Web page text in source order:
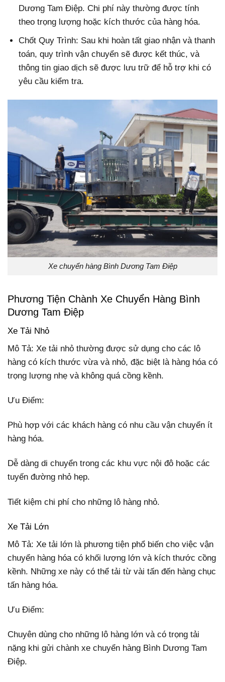
Dương Tam Điệp. Chi phí này thường được tính
theo trọng lượng hoặc kích thước của hàng hóa.
Chốt Quy Trình: Sau khi hoàn tất giao nhận và thanh
toán, quy trình vận chuyển sẽ được kết thúc, và
thông tin giao dịch sẽ được lưu trữ để hỗ trợ khi có
yêu cầu kiểm tra.
Xe chuyển hàng Bình Dương Tam Điệp
Phương Tiện Chành Xe Chuyển Hàng Bình
Dương Tam Điệp
Xe Tải Nhỏ
Mô Tả: Xe tải nhỏ thường được sử dụng cho các lô
hàng có kích thước vừa và nhỏ, đặc biệt là hàng hóa có
trọng lượng nhẹ và không quá cồng kềnh.
Ưu Điểm:
Phù hợp với các khách hàng có nhu cầu vận chuyển ít
hàng hóa.
Dễ dàng di chuyển trong các khu vực nội đô hoặc các
tuyến đường nhỏ hẹp.
Tiết kiệm chi phí cho những lô hàng nhỏ.
Xe Tải Lớn
Mô Tả: Xe tải lớn là phương tiện phổ biến cho việc vận
chuyển hàng hóa có khối lượng lớn và kích thước cồng
kềnh. Những xe này có thể tải từ vài tấn đến hàng chục
tấn hàng hóa.
Ưu Điểm:
Chuyên dùng cho những lô hàng lớn và có trọng tải
nặng khi gửi chành xe chuyển hàng Bình Dương Tam
Điệp.